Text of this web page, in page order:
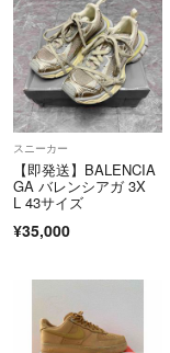
スニーカー
【即発送】BALENCIA
GA バレンシアガ 3X
L 43サイズ
¥35,000